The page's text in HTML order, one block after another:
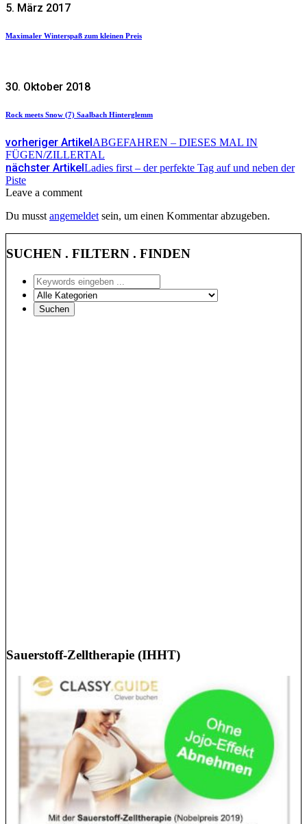
5. März 2017
Maximaler Winterspaß zum kleinen Preis
30. Oktober 2018
Rock meets Snow (7) Saalbach Hinterglemm
vorheriger ArtikelABGEFAHREN – DIESES MAL IN
FÜGEN/ZILLERTAL
nächster ArtikelLadies first – der perfekte Tag auf und neben der
Piste
Leave a comment
Du musst angemeldet sein, um einen Kommentar abzugeben.
SUCHEN . FILTERN . FINDEN
Sauerstoff-Zelltherapie (IHHT)